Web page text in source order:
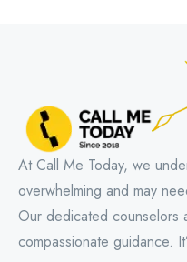
At Call Me Today, we
overwhelming and may
Our dedicated counselors
compassionate guidance.